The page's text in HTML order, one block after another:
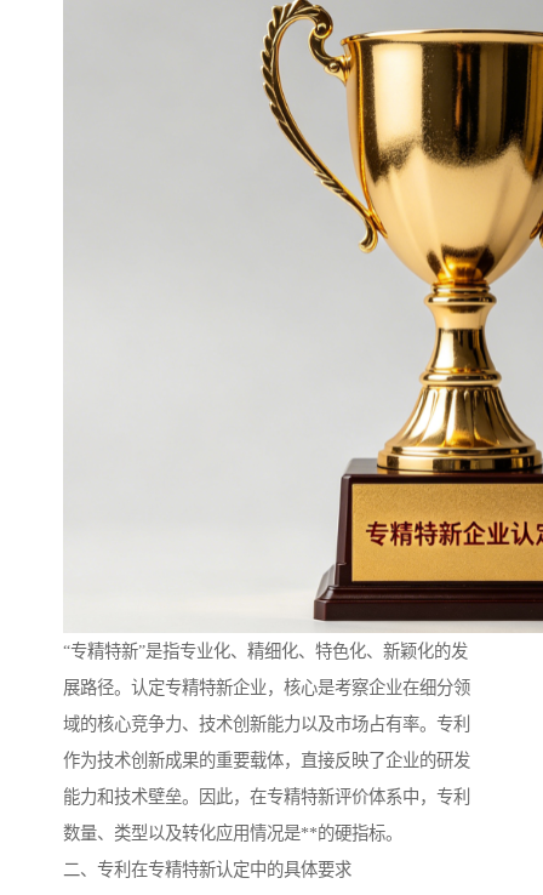
“专精特新”是指专业化、精细化、特色化、新颖化的发
展路径。认定专精特新企业，核心是考察企业在细分领
域的核心竞争力、技术创新能力以及市场占有率。专利
作为技术创新成果的重要载体，直接反映了企业的研发
能力和技术壁垒。因此，在专精特新评价体系中，专利
数量、类型以及转化应用情况是**的硬指标。
二、专利在专精特新认定中的具体要求